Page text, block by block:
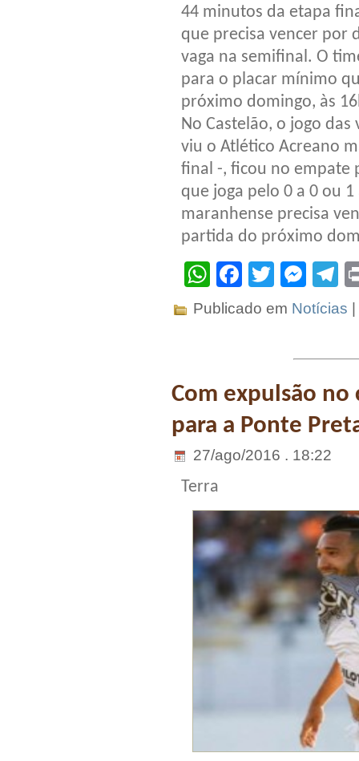
44 minutos da etapa
que precisa vencer por
vaga na semifinal. O
para o placar mínimo
próximo domingo, às
No Castelão, o jogo
viu o Atlético Acreano
final -, ficou no empate
que joga pelo 0 a 0 ou
maranhense precisa
partida do próximo
WhatsApp
Facebook
Twitter
Publicado em Notícias
Com expulsão
para a Ponte
27/ago/2016 . 18:22
Terra